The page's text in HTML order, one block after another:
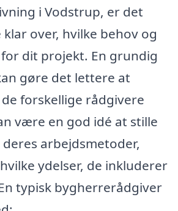
i Vodstrup, er det
over, hvilke behov og
dit projekt. En grundig
gøre det lettere at
forskellige rådgivere
være en god idé at stille
arbejdsmetoder,
ydelser, de inkluderer
typisk bygherrerådgiver